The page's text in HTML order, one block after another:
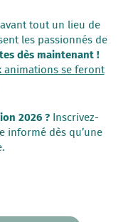
tout un lieu de
les passionnés de
dès maintenant !
animations se feront
2026 ? Inscrivez-
informé dès qu’une